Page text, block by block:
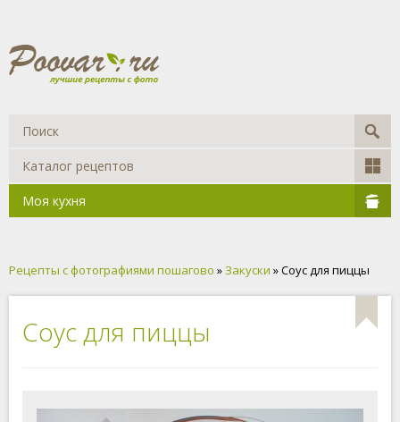
Каталог рецептов
Моя кухня
Рецепты с фотографиями пошагово » Закуски » Соус для пиццы
Соус для пиццы